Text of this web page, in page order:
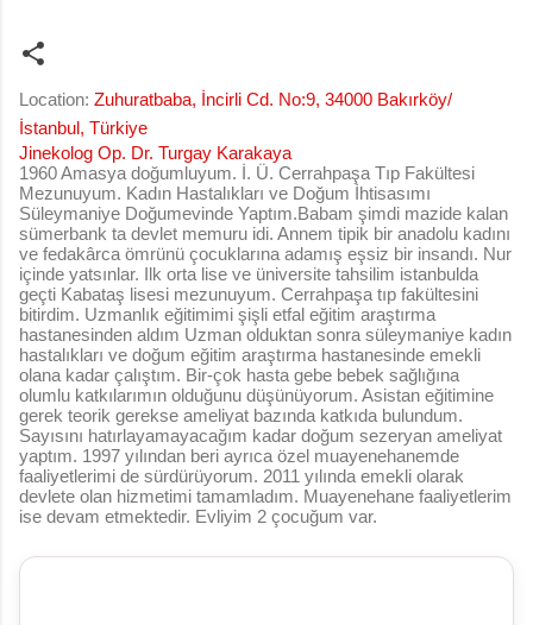
Location: Zuhuratbaba, İncirli Cd. No:9, 34000 Bakırköy/
İstanbul, Türkiye
Jinekolog Op. Dr. Turgay Karakaya
1960 Amasya doğumluyum. İ. Ü. Cerrahpaşa Tıp Fakültesi
Mezunuyum. Kadın Hastalıkları ve Doğum İhtisasımı
Süleymaniye Doğumevinde Yaptım.Babam şimdi mazide kalan
sümerbank ta devlet memuru idi. Annem tipik bir anadolu kadını
ve fedakârca ömrünü çocuklarına adamış eşsiz bir insandı. Nur
içinde yatsınlar. Ilk orta lise ve üniversite tahsilim istanbulda
geçti Kabataş lisesi mezunuyum. Cerrahpaşa tıp fakültesini
bitirdim. Uzmanlık eğitimimi şişli etfal eğitim araştırma
hastanesinden aldım Uzman olduktan sonra süleymaniye kadın
hastalıkları ve doğum eğitim araştırma hastanesinde emekli
olana kadar çalıştım. Bir-çok hasta gebe bebek sağlığına
olumlu katkılarımın olduğunu düşünüyorum. Asistan eğitimine
gerek teorik gerekse ameliyat bazında katkıda bulundum.
Sayısını hatırlayamayacağım kadar doğum sezeryan ameliyat
yaptım. 1997 yılından beri ayrıca özel muayenehanemde
faaliyetlerimi de sürdürüyorum. 2011 yılında emekli olarak
devlete olan hizmetimi tamamladım. Muayenehane faaliyetlerim
ise devam etmektedir. Evliyim 2 çocuğum var.